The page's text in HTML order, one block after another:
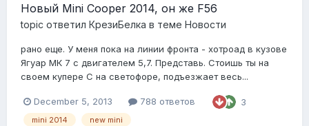
Новый Mini Cooper 2014, он же F56
topic ответил КрезиБелка в теме Новости
рано еще. У меня пока на линии фронта - хотроад в кузове
Ягуар МК 7 с двигателем 5,7. Представь. Стоишь ты на
своем купере С на светофоре, подъезжает весь...
December 5, 2013 788 ответов 3
mini 2014 new mini